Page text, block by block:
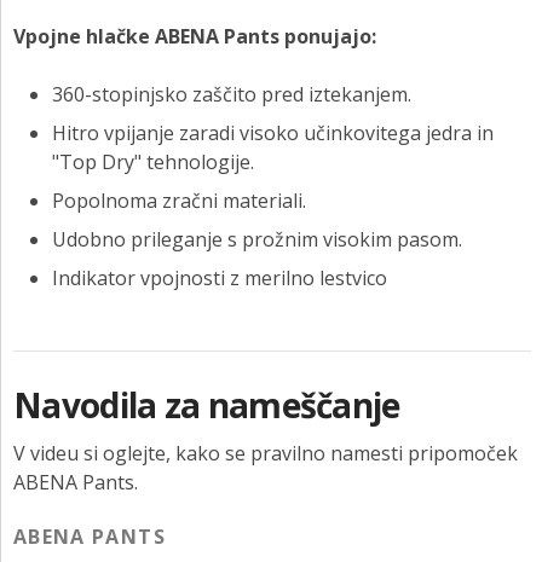
Vpojne hlačke ABENA Pants ponujajo:
360-stopinjsko zaščito pred iztekanjem.
Hitro vpijanje zaradi visoko učinkovitega jedra in
"Top Dry" tehnologije.
Popolnoma zračni materiali.
Udobno prileganje s prožnim visokim pasom.
Indikator vpojnosti z merilno lestvico
Navodila za nameščanje
V videu si oglejte, kako se pravilno namesti pripomoček
ABENA Pants.
ABENA PANTS